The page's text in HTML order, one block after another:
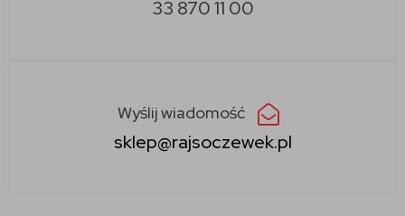
33 870 11 00
Wyślij wiadomość
sklep@rajsoczewek.pl